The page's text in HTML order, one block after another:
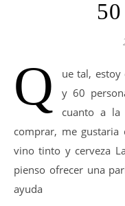
Q
ue tal, estoy
y 60
cuanto a la
comprar, me
vino tinto y cerveza
pienso ofrecer una
ayuda